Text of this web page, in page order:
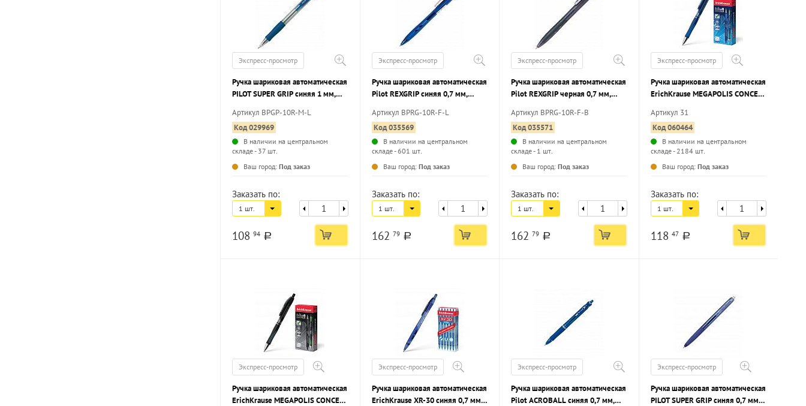
Экспресс-просмотр
Ручка шариковая автоматическая
PILOT SUPER GRIP синяя 1 мм,
Артикул BPGP-10R-M-L
Код 029969
В наличии на центральном
складе - 37 шт.
Ваш город: Под заказ
Заказать по:
1 шт.
108 94 a
Экспресс-просмотр
Ручка шариковая автоматическая
Pilot REXGRIP синяя 0,7 мм,
Артикул BPRG-10R-F-L
Код 035569
В наличии на центральном
складе - 601 шт.
Ваш город: Под заказ
Заказать по:
1 шт.
162 79 a
Экспресс-просмотр
Ручка шариковая автоматическая
Pilot REXGRIP черная 0,7 мм,
Артикул BPRG-10R-F-B
Код 035571
В наличии на центральном
складе - 1 шт.
Ваш город: Под заказ
Заказать по:
1 шт.
162 79 a
Экспресс-просмотр
Ручка шариковая автоматическая
ErichKrause MEGAPOLIS CONCEPT
грип
Артикул 31
Код 060464
В наличии на центральном
складе - 2184 шт.
Ваш город: Под заказ
Заказать по:
1 шт.
118 47 a
Экспресс-просмотр
Ручка шариковая автоматическая
ErichKrause MEGAPOLIS CONCEPT
Экспресс-просмотр
Ручка шариковая автоматическая
ErichKrause XR-30 синяя 0,7 мм,
Экспресс-просмотр
Ручка шариковая автоматическая
Pilot ACROBALL синяя 0,7 мм,
Экспресс-просмотр
Ручка шариковая автоматическая
PILOT SUPER GRIP синяя 0,7 мм,